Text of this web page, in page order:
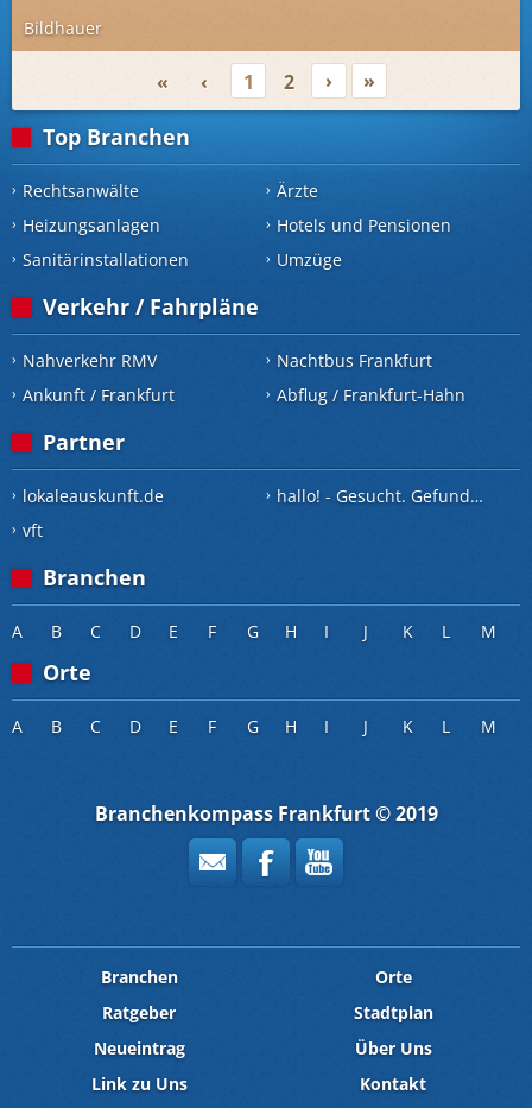
Bildhauer
« ‹ 1 2 › »
Top Branchen
Rechtsanwälte Ärzte
Heizungsanlagen
Hotels und Pensionen
Sanitärinstallationen
Umzüge
Verkehr / Fahrpläne
Nahverkehr RMV Nachtbus Frankfurt
Ankunft / Frankfurt
Abflug / Frankfurt-Hahn
Partner
lokaleauskunft.de hallo! - Gesucht. Gefunden.
vft
Branchen
A B C D E F G H I J K L M
Orte
A B C D E F G H I J K L M
Branchenkompass Frankfurt © 2019
Branchen
Orte
Ratgeber
Stadtplan
Neueintrag
Über Uns
Link zu Uns
Kontakt